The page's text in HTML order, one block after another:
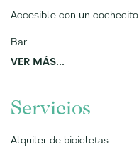
Accesible con un cochecito
Bar
VER MÁS...
Servicios
Alquiler de bicicletas